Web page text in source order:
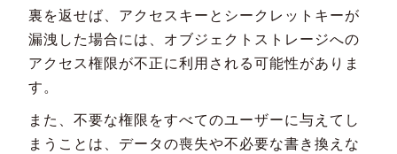
裏を返せば、アクセスキーとシークレットキーが
漏洩した場合には、オブジェクトストレージへの
アクセス権限が不正に利用される可能性がありま
す。
また、不要な権限をすべてのユーザーに与えてし
まうことは、データの喪失や不必要な書き換えな